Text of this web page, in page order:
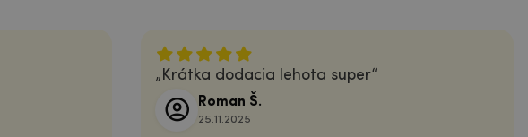
Krátka dodacia lehota super
Roman Š.
25.11.2025